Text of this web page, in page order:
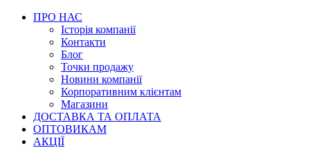
ПРО НАС
Історія компанії
Контакти
Блог
Точки продажу
Новини компанії
Корпоративним клієнтам
Магазини
ДОСТАВКА ТА ОПЛАТА
ОПТОВИКАМ
АКЦІЇ